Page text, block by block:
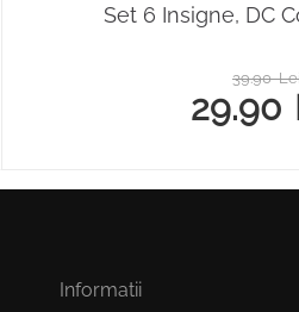
Set 6 Insigne, DC
39.90
29.90
Informatii